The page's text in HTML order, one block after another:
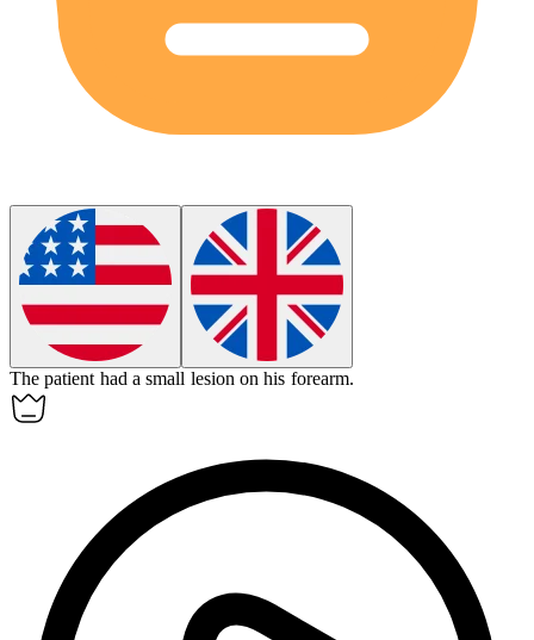
The patient had a small lesion on his forearm.